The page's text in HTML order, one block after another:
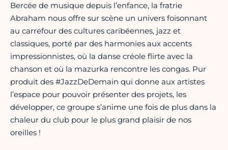
Bercée de musique depuis l’enfance, la fratrie
Abraham nous offre sur scène un univers foisonnant
au carrefour des cultures caribéennes, jazz et
classiques, porté par des harmonies aux accents
impressionnistes, où la danse créole flirte avec la
chanson et où la mazurka rencontre les congas. Pur
produit des #JazzDeDemain qui donne aux artistes
l’espace pour pouvoir présenter des projets, les
développer, ce groupe s’anime une fois de plus dans la
chaleur du club pour le plus grand plaisir de nos
oreilles !